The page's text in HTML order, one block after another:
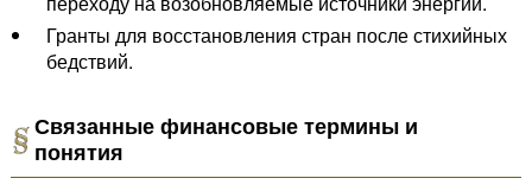
Гранты для восстановления стран после стихийных
бедствий.
Связанные финансовые термины и
понятия